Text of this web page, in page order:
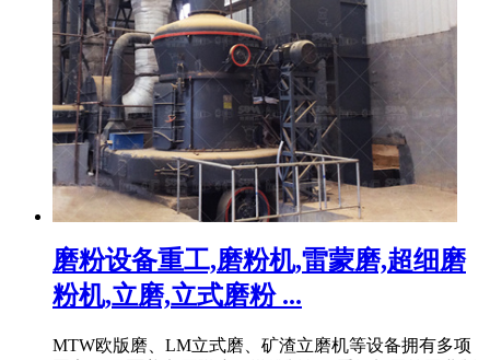
磨粉设备重工,磨粉机,雷蒙磨,超细磨
粉机,立磨,立式磨粉 ...
MTW欧版磨、LM立式磨、矿渣立磨机等设备拥有多项